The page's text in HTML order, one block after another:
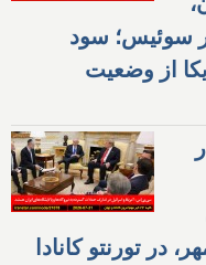
سوئیس؛ سود
از وضعیت
در تورنتو کانادا